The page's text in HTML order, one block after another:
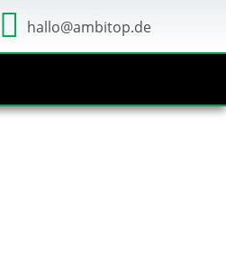
hallo@ambitop.de